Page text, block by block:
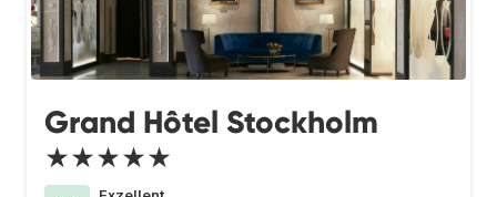
Grand Hôtel Stockholm
★★★★★